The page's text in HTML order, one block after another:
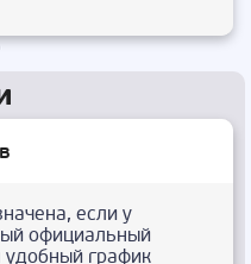
если у
официальный
удобный график